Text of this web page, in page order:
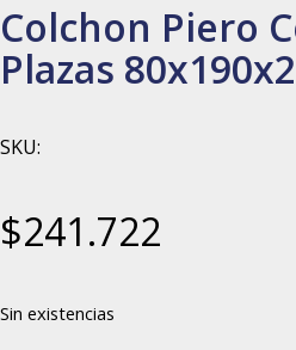
Colchon Piero
Plazas
SKU:
$241.722
Sin existencias